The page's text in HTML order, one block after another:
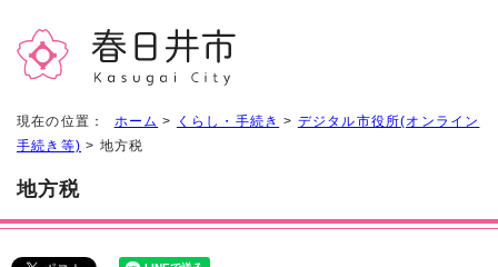
現在の位置： ホーム > くらし・手続き > デジタル市役所(オンライン
手続き等) > 地方税
地方税